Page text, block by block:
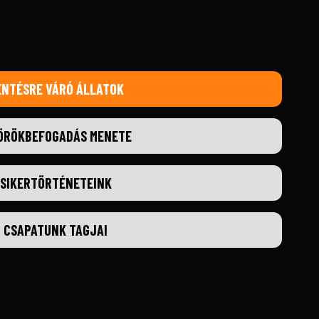
VÁRÓ ÁLLATOK
MENETE
SIKERTÖRTÉNETEINK
CSAPATUNK TAGJAI